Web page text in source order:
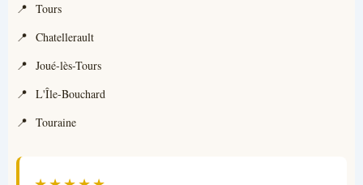
Tours
Chatellerault
Joué-lès-Tours
L'Île-Bouchard
Touraine